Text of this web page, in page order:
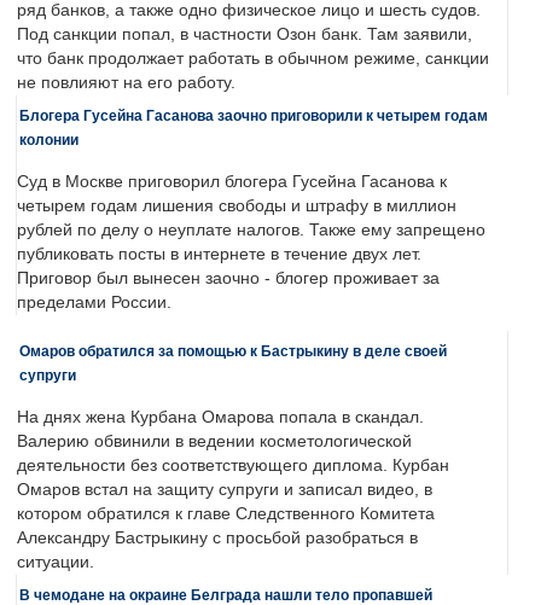
ряд банков, а также одно физическое лицо и шесть судов.
Под санкции попал, в частности Озон банк. Там заявили,
что банк продолжает работать в обычном режиме, санкции
не повлияют на его работу.
Блогера Гусейна Гасанова заочно приговорили к четырем годам
колонии
Суд в Москве приговорил блогера Гусейна Гасанова к
четырем годам лишения свободы и штрафу в миллион
рублей по делу о неуплате налогов. Также ему запрещено
публиковать посты в интернете в течение двух лет.
Приговор был вынесен заочно - блогер проживает за
пределами России.
Омаров обратился за помощью к Бастрыкину в деле своей
супруги
На днях жена Курбана Омарова попала в скандал.
Валерию обвинили в ведении косметологической
деятельности без соответствующего диплома. Курбан
Омаров встал на защиту супруги и записал видео, в
котором обратился к главе Следственного Комитета
Александру Бастрыкину с просьбой разобраться в
ситуации.
В чемодане на окраине Белграда нашли тело пропавшей